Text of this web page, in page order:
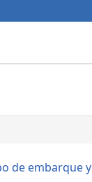
de embarque y